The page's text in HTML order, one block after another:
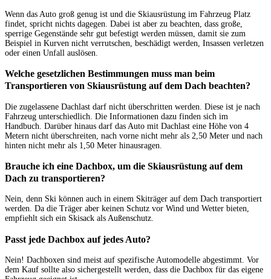
Wenn das Auto groß genug ist und die Skiausrüstung im Fahrzeug Platz
findet, spricht nichts dagegen. Dabei ist aber zu beachten, dass große,
sperrige Gegenstände sehr gut befestigt werden müssen, damit sie zum
Beispiel in Kurven nicht verrutschen, beschädigt werden, Insassen verletzen
oder einen Unfall auslösen.
Welche gesetzlichen Bestimmungen muss man beim
Transportieren von Skiausrüstung auf dem Dach beachten?
Die zugelassene Dachlast darf nicht überschritten werden. Diese ist je nach
Fahrzeug unterschiedlich. Die Informationen dazu finden sich im
Handbuch. Darüber hinaus darf das Auto mit Dachlast eine Höhe von 4
Metern nicht überschreiten, nach vorne nicht mehr als 2,50 Meter und nach
hinten nicht mehr als 1,50 Meter hinausragen.
Brauche ich eine Dachbox, um die Skiausrüstung auf dem
Dach zu transportieren?
Nein, denn Ski können auch in einem Skiträger auf dem Dach transportiert
werden. Da die Träger aber keinen Schutz vor Wind und Wetter bieten,
empfiehlt sich ein Skisack als Außenschutz.
Passt jede Dachbox auf jedes Auto?
Nein! Dachboxen sind meist auf spezifische Automodelle abgestimmt. Vor
dem Kauf sollte also sichergestellt werden, dass die Dachbox für das eigene